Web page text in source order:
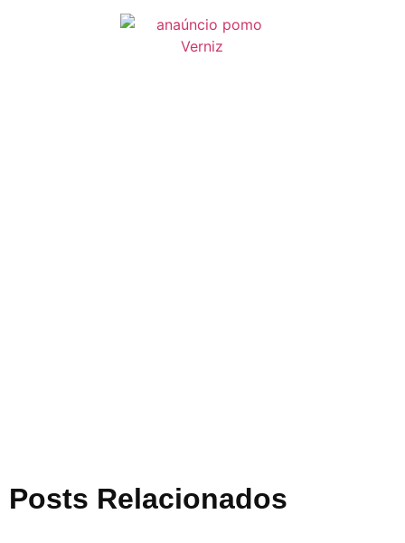
Posts Relacionados